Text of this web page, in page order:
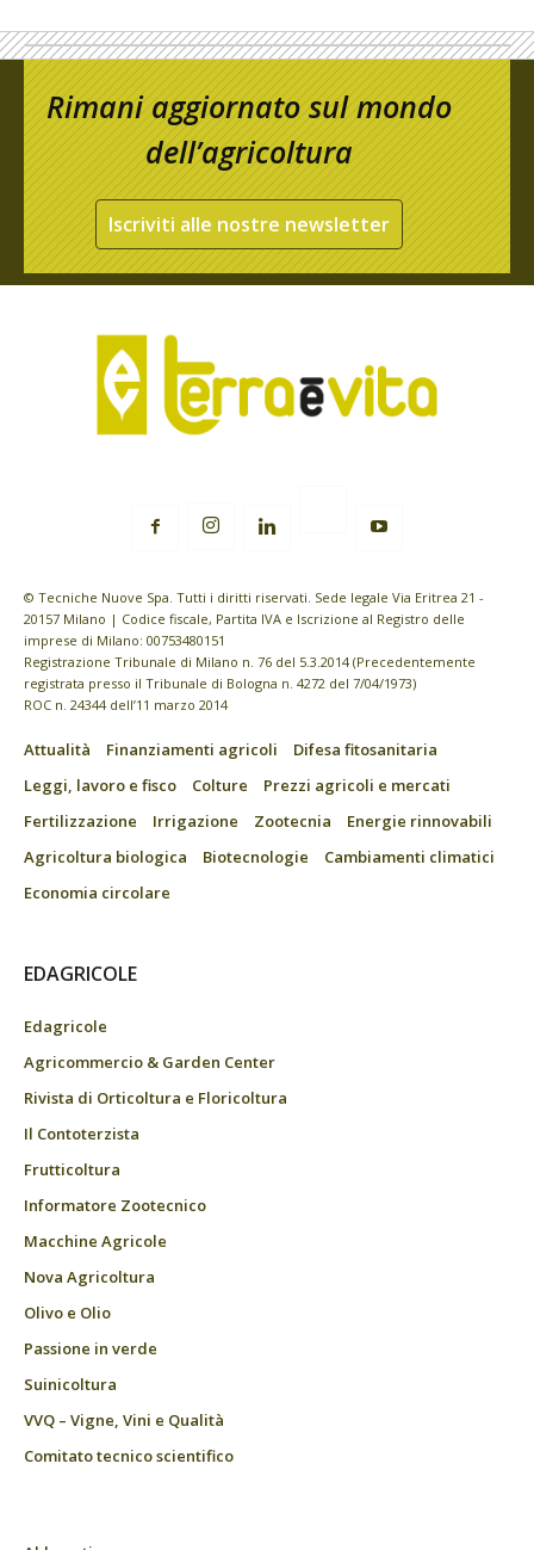
Rimani aggiornato sul mondo
dell’agricoltura
Iscriviti alle nostre newsletter
© Tecniche Nuove Spa. Tutti i diritti riservati. Sede legale Via Eritrea 21 -
20157 Milano | Codice fiscale, Partita IVA e Iscrizione al Registro delle
imprese di Milano: 00753480151
Registrazione Tribunale di Milano n. 76 del 5.3.2014 (Precedentemente
registrata presso il Tribunale di Bologna n. 4272 del 7/04/1973)
ROC n. 24344 dell’11 marzo 2014
Attualità Finanziamenti agricoli
Difesa fitosanitaria
Leggi, lavoro e fisco
Colture
Prezzi agricoli e mercati
Fertilizzazione
Irrigazione Zootecnia
Energie rinnovabili
Agricoltura biologica
Biotecnologie
Cambiamenti climatici
Economia circolare
EDAGRICOLE
Edagricole
Agricommercio & Garden Center
Rivista di Orticoltura e Floricoltura
Il Contoterzista
Frutticoltura
Informatore Zootecnico
Macchine Agricole
Nova Agricoltura
Olivo e Olio
Passione in verde
Suinicoltura
VVQ – Vigne, Vini e Qualità
Comitato tecnico scientifico